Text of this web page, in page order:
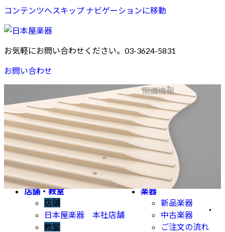
コンテンツへスキップ ナビゲーションに移動
お気軽にお問い合わせください。 03-3624-5831
お問い合わせ
YAMAHA MUSIC SCHOOL
子どもの総合音楽教育
YAMAHA MUSIC SCHOOL
楽器・歌のレッスン
YAMAHA MUSIC SCHOOL
青春ポップス
オリジナルレッスン
ヤマハ英語教室
店舗・教室
店舗
日本屋楽器 本社店舗
教室
楽器
新品楽器
中古楽器
ご注文の流れ
開講情報
.